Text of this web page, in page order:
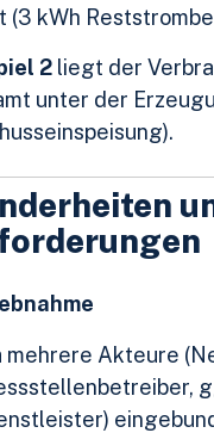
(3 kWh
2 liegt der
unter der
mehrere Akteure